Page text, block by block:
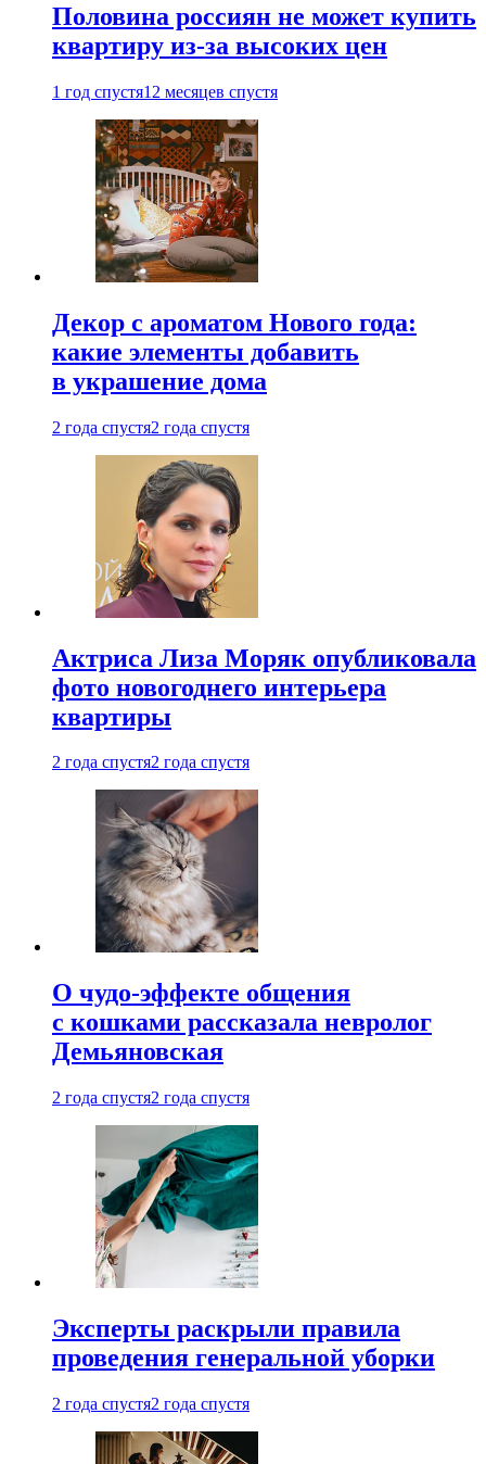
Половина россиян не может купить
квартиру из-за высоких цен
1 год спустя12 месяцев спустя
Декор с ароматом Нового года:
какие элементы добавить
в украшение дома
2 года спустя2 года спустя
Актриса Лиза Моряк опубликовала
фото новогоднего интерьера
квартиры
2 года спустя2 года спустя
О чудо-эффекте общения
с кошками рассказала невролог
Демьяновская
2 года спустя2 года спустя
Эксперты раскрыли правила
проведения генеральной уборки
2 года спустя2 года спустя